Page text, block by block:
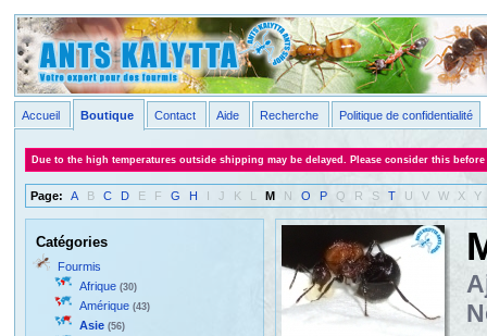
Accueil Boutique Contact Aide Recherche Politique de confidentialité
Due to the high temperatures outside shipping may be delayed. Please consider this
Page: A B C D E F G H I J K L M N O P Q R S T U V W X Y
Catégories
Fourmis
Afrique (30)
Amérique (43)
Asie (56)